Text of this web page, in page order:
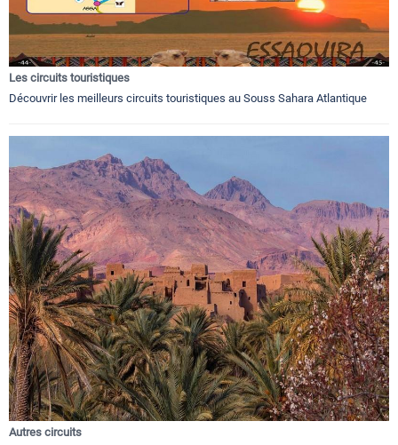
Les circuits touristiques
Découvrir les meilleurs circuits touristiques au Souss Sahara Atlantique
Autres circuits